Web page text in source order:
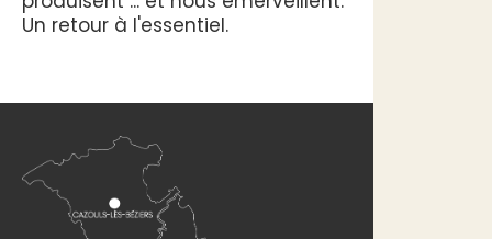
Un retour à l'essentiel.